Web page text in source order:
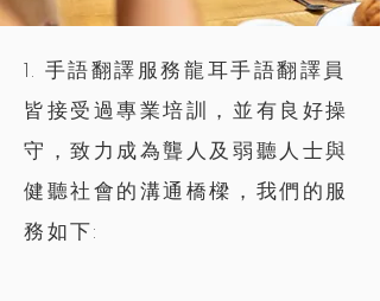
1. 手語翻譯服務龍耳手語翻譯員
皆接受過專業培訓，並有良好操
守，致力成為聾人及弱聽人士與
健聽社會的溝通橋樑，我們的服
務如下: